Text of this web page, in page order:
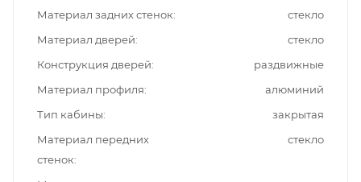
Материал задних стенок
стекло
Материал дверей
стекло
Конструкция дверей
раздвижные
Материал профиля
алюминий
Тип кабины
закрытая
Материал передних
стенок
стекло